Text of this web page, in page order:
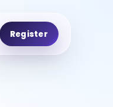
Register